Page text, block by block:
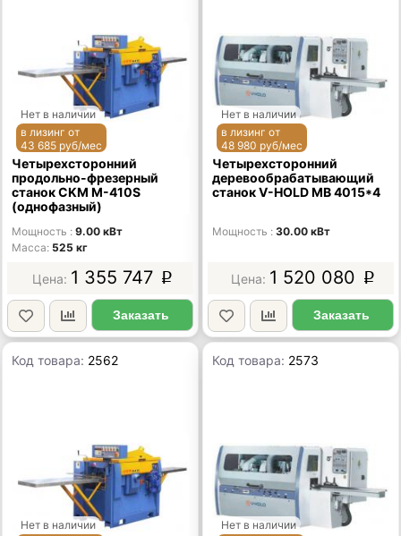
Нет в наличии
в лизинг от
43 685 руб/мес
Четырехсторонний
продольно-фрезерный
станок CKM М-410S
(однофазный)
Мощность
9.00 кВт
Масса 525 кг
1 355 747 p
Заказать
Нет в наличии
в лизинг от
48 980 руб/мес
Четырехсторонний
деревообрабатывающий
станок V-HOLD MB 4015*4
Мощность 30.00 кВт
1 520 080 p
Заказать
Код товара: 2562
Нет в наличии
Код товара: 2573
Нет в наличии